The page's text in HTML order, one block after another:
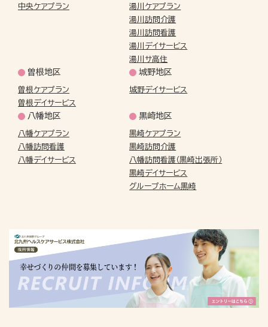
中央ケアプラン
湯川ケアプラン
湯川訪問介護
湯川訪問看護
湯川デイサービス
湯川サ高住
曽根地区
曽根ケアプラン
曽根デイサービス
城野地区
城野デイサービス
八幡地区
八幡ケアプラン
八幡訪問看護
八幡デイサービス
黒崎地区
黒崎ケアプラン
黒崎訪問介護
八幡訪問看護（黒崎出張所）
黒崎デイサービス
グループホーム黒崎